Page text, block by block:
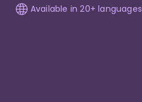
Available in 20+ languages